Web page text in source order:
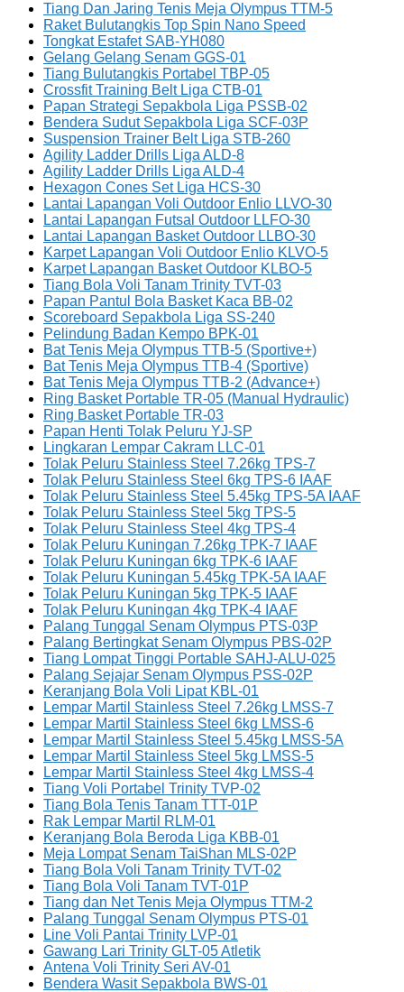
Tiang Dan Jaring Tenis Meja Olympus TTM-5
Raket Bulutangkis Top Spin Nano Speed
Tongkat Estafet SAB-YH080
Gelang Gelang Senam GGS-01
Tiang Bulutangkis Portabel TBP-05
Crossfit Training Belt Liga CTB-01
Papan Strategi Sepakbola Liga PSSB-02
Bendera Sudut Sepakbola Liga SCF-03P
Suspension Trainer Belt Liga STB-260
Agility Ladder Drills Liga ALD-8
Agility Ladder Drills Liga ALD-4
Hexagon Cones Set Liga HCS-30
Lantai Lapangan Voli Outdoor Enlio LLVO-30
Lantai Lapangan Futsal Outdoor LLFO-30
Lantai Lapangan Basket Outdoor LLBO-30
Karpet Lapangan Voli Outdoor Enlio KLVO-5
Karpet Lapangan Basket Outdoor KLBO-5
Tiang Bola Voli Tanam Trinity TVT-03
Papan Pantul Bola Basket Kaca BB-02
Scoreboard Sepakbola Liga SS-240
Pelindung Badan Kempo BPK-01
Bat Tenis Meja Olympus TTB-5 (Sportive+)
Bat Tenis Meja Olympus TTB-4 (Sportive)
Bat Tenis Meja Olympus TTB-2 (Advance+)
Ring Basket Portable TR-05 (Manual Hydraulic)
Ring Basket Portable TR-03
Papan Henti Tolak Peluru YJ-SP
Lingkaran Lempar Cakram LLC-01
Tolak Peluru Stainless Steel 7.26kg TPS-7
Tolak Peluru Stainless Steel 6kg TPS-6 IAAF
Tolak Peluru Stainless Steel 5.45kg TPS-5A IAAF
Tolak Peluru Stainless Steel 5kg TPS-5
Tolak Peluru Stainless Steel 4kg TPS-4
Tolak Peluru Kuningan 7.26kg TPK-7 IAAF
Tolak Peluru Kuningan 6kg TPK-6 IAAF
Tolak Peluru Kuningan 5.45kg TPK-5A IAAF
Tolak Peluru Kuningan 5kg TPK-5 IAAF
Tolak Peluru Kuningan 4kg TPK-4 IAAF
Palang Tunggal Senam Olympus PTS-03P
Palang Bertingkat Senam Olympus PBS-02P
Tiang Lompat Tinggi Portable SAHJ-ALU-025
Palang Sejajar Senam Olympus PSS-02P
Keranjang Bola Voli Lipat KBL-01
Lempar Martil Stainless Steel 7.26kg LMSS-7
Lempar Martil Stainless Steel 6kg LMSS-6
Lempar Martil Stainless Steel 5.45kg LMSS-5A
Lempar Martil Stainless Steel 5kg LMSS-5
Lempar Martil Stainless Steel 4kg LMSS-4
Tiang Voli Portabel Trinity TVP-02
Tiang Bola Tenis Tanam TTT-01P
Rak Lempar Martil RLM-01
Keranjang Bola Beroda Liga KBB-01
Meja Lompat Senam TaiShan MLS-02P
Tiang Bola Voli Tanam Trinity TVT-02
Tiang Bola Voli Tanam TVT-01P
Tiang dan Net Tenis Meja Olympus TTM-2
Palang Tunggal Senam Olympus PTS-01
Line Voli Pantai Trinity LVP-01
Gawang Lari Trinity GLT-05 Atletik
Antena Voli Trinity Seri AV-01
Bendera Wasit Sepakbola BWS-01